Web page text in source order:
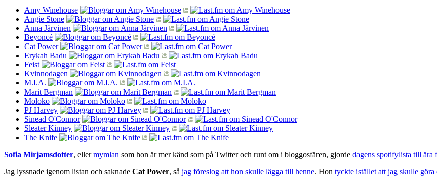
Amy Winehouse
Angie Stone
Anna Järvinen
Beyoncé
Cat Power
Erykah Badu
Feist
Kvinnodagen
M.I.A.
Marit Bergman
Moloko
PJ Harvey
Sinead O'Connor
Sleater Kinney
The Knife
Sofia Mirjamsdotter, ellermymlan som hon är mer känd som på Twitter och runt om i bloggosfären, gjorde dagens spotifylista till ära
Jag lyssnade igenom listan och saknade Cat Power, så jag föreslog att hon skulle lägga till henne. Hon tyckte istället att jag skulle göra